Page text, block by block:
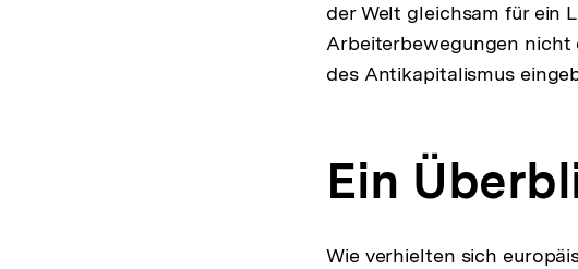
der Welt gleichsam für ein
Arbeiterbewegungen nicht
des Antikapitalismus
Ein
Wie verhielten sich